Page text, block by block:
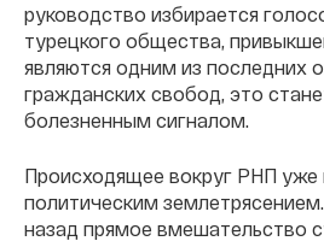
руководство избирается
турецкого общества,
являются одним из последних
гражданских свобод, это
болезненным сигналом.
Происходящее вокруг РНП уже
политическим
назад прямое вмешательство